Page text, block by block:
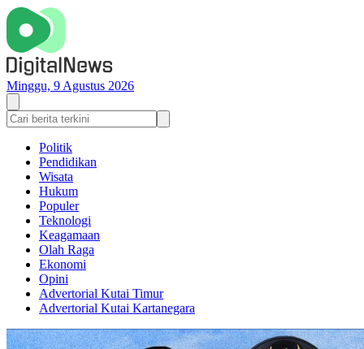
Minggu, 9 Agustus 2026
Politik
Pendidikan
Wisata
Hukum
Populer
Teknologi
Keagamaan
Olah Raga
Ekonomi
Opini
Advertorial Kutai Timur
Advertorial Kutai Kartanegara